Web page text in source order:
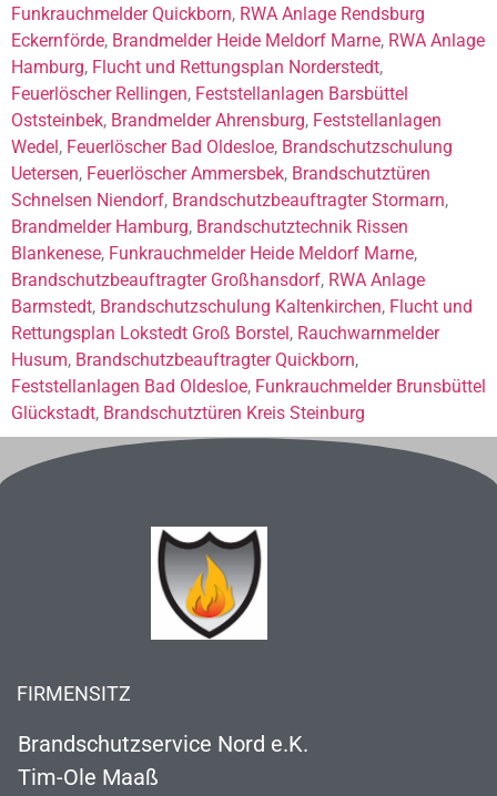
Funkrauchmelder Quickborn, RWA Anlage Rendsburg
Eckernförde, Brandmelder Heide Meldorf Marne, RWA Anlage
Hamburg, Flucht und Rettungsplan Norderstedt,
Feuerlöscher Rellingen, Feststellanlagen Barsbüttel
Oststeinbek, Brandmelder Ahrensburg, Feststellanlagen
Wedel, Feuerlöscher Bad Oldesloe, Brandschutzschulung
Uetersen, Feuerlöscher Ammersbek, Brandschutztüren
Schnelsen Niendorf, Brandschutzbeauftragter Stormarn,
Brandmelder Hamburg, Brandschutztechnik Rissen
Blankenese, Funkrauchmelder Heide Meldorf Marne,
Brandschutzbeauftragter Großhansdorf, RWA Anlage
Barmstedt, Brandschutzschulung Kaltenkirchen, Flucht und
Rettungsplan Lokstedt Groß Borstel, Rauchwarnmelder
Husum, Brandschutzbeauftragter Quickborn,
Feststellanlagen Bad Oldesloe, Funkrauchmelder Brunsbüttel
Glückstadt, Brandschutztüren Kreis Steinburg
FIRMENSITZ
Brandschutzservice Nord e.K.
Tim-Ole Maaß